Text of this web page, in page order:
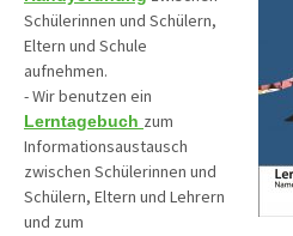
Schülerinnen und Schülern,
Eltern und Schule
aufnehmen.
- Wir benutzen ein
Lerntagebuch zum
Informationsaustausch
zwischen Schülerinnen und
Schülern, Eltern und Lehrern
und zum